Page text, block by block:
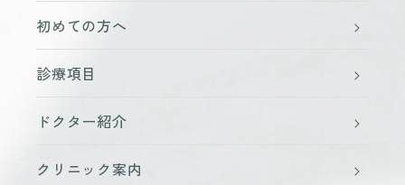
初めての方へ
診療項目
ドクター紹介
クリニック案内